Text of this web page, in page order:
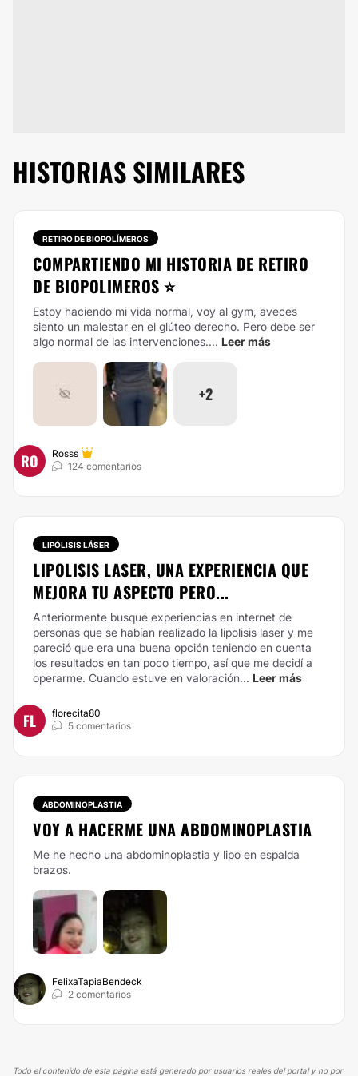
HISTORIAS SIMILARES
RETIRO DE BIOPOLÍMEROS
COMPARTIENDO MI HISTORIA DE RETIRO
DE BIOPOLIMEROS ⭐
Estoy haciendo mi vida normal, voy al gym, aveces
siento un malestar en el glúteo derecho. Pero debe ser
algo normal de las intervenciones.... Leer más
+2
RO
Rosss
124 comentarios
LIPÓLISIS LÁSER
LIPOLISIS LASER, UNA EXPERIENCIA QUE
MEJORA TU ASPECTO PERO...
Anteriormente busqué experiencias en internet de
personas que se habían realizado la lipolisis laser y me
pareció que era una buena opción teniendo en cuenta
los resultados en tan poco tiempo, así que me decidí a
operarme. Cuando estuve en valoración... Leer más
FL
florecita80
5 comentarios
ABDOMINOPLASTIA
VOY A HACERME UNA ABDOMINOPLASTIA
Me he hecho una abdominoplastia y lipo en espalda
brazos.
FelixaTapiaBendeck
2 comentarios
Todo el contenido de esta página está generado por usuarios reales del portal y no por